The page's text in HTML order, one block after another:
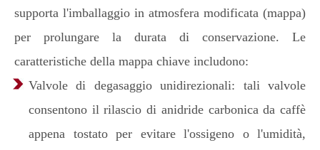
supporta l'imballaggio in atmosfera modificata (mappa)
per prolungare la durata di conservazione. Le
caratteristiche della mappa chiave includono:
Valvole di degasaggio unidirezionali: tali valvole
consentono il rilascio di anidride carbonica da caffè
appena tostato per evitare l'ossigeno o l'umidità,